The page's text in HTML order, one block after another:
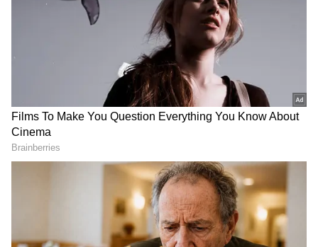
ಮೂಲಕ ಇವುಗಳನ್ನು ತಿಂಗಳುಗಟ್ಟಲೆ ತಾಜಾವಾಗಿಡಬಹುದು.
ಸಮಗ್ರ ಸುದ್ದಿ ಮೂಲವನ್ನಾಗಿ asianet suvarna news ಅನ್ನು
ಆಯ್ಕೆ ಮಾಡಿಕೊಳ್ಳಿ